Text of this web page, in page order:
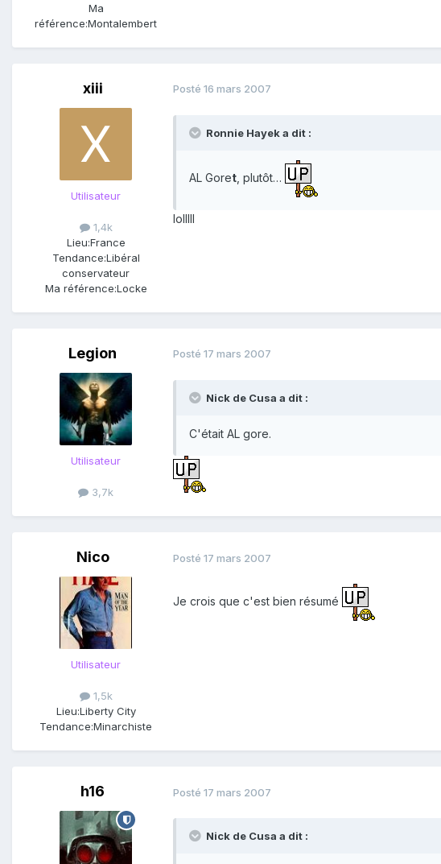
Ma
référence:Montalembert
xiii
Utilisateur
1,4k
Lieu:France
Tendance:Libéral
conservateur
Ma référence:Locke
Posté 16 mars 2007
Ronnie Hayek a dit :
AL Goret , plutôt…
lolllll
Legion
Utilisateur
3,7k
Posté 17 mars 2007
Nick de Cusa a dit :
C'était AL gore.
Nico
Utilisateur
1,5k
Lieu:Liberty City
Tendance:Minarchiste
Posté 17 mars 2007
Je crois que c'est bien résumé
h16 Posté 17 mars 2007
Nick de Cusa a dit :